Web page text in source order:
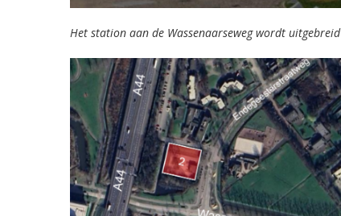
Het station aan de Wassenaarseweg wordt uitgebreid